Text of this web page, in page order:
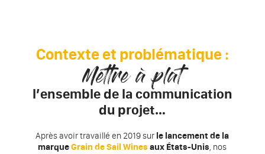
Contexte et problématique :
Mettre à plat
l’ensemble de la communication
du projet…
Après avoir travaillé en 2019 sur le lancement de la
marqueGrain de Sail Wines aux États-Unis , nos